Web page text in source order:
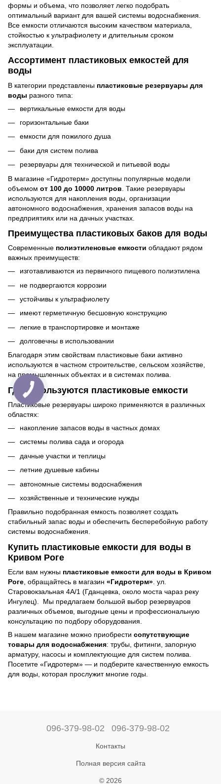
формы и объема, что позволяет легко подобрать
оптимальный вариант для вашей системы водоснабжения.
Все емкости отличаются высоким качеством материала,
стойкостью к ультрафиолету и длительным сроком
эксплуатации.
Ассортимент пластиковых емкостей для
воды
В категории представлены пластиковые резервуары для
воды разного типа:
вертикальные емкости для воды
горизонтальные баки
емкости для пожилого душа
баки для систем полива
резервуары для технической и питьевой воды
В магазине «Гидротерм» доступны популярные модели
объемом от 100 до 10000 литров . Такие резервуары
используются для накопления воды, организации
автономного водоснабжения, хранения запасов воды на
предприятиях или на дачных участках.
Преимущества пластиковых баков для воды
Современные полиэтиленовые емкости обладают рядом
важных преимуществ:
изготавливаются из первичного пищевого полиэтилена
не подвергаются коррозии
устойчивы к ультрафиолету
имеют герметичную бесшовную конструкцию
легкие в транспортировке и монтаже
долговечны в использовании
Благодаря этим свойствам пластиковые баки активно
используются в частном строительстве, сельском хозяйстве,
на промышленных объектах и ​​в системах полива.
Где используются пластиковые емкости
Пластиковые резервуары широко применяются в различных
областях:
накопление запасов воды в частных домах
системы полива сада и огорода
дачные участки и теплицы
летние душевые кабины
автономные системы водоснабжения
хозяйственные и технические нужды
Правильно подобранная емкость позволяет создать
стабильный запас воды и обеспечить бесперебойную работу
системы водоснабжения.
Купить пластиковые емкости для воды в
Кривом Роге
Если вам нужны пластиковые емкости для воды в Кривом
Роге , обращайтесь в магазин «Гидротерм» . ул.
Старовокзальная 4А/1 (Гданцевка, около моста чараз реку
Ингулец). Мы предлагаем большой выбор резервуаров
различных объемов, выгодные цены и профессиональную
консультацию по подбору оборудования.
В нашем магазине можно приобрести сопутствующие
товары для водоснабжения: трубы, фитинги, запорную
арматуру, насосы и комплектующие для систем полива.
Посетите «Гидротерм» — и подберите качественную емкость
для воды, которая прослужит многие годы.
096-379-98-02 096-379-98-02
Контакты
Полная версия сайта
© 2026